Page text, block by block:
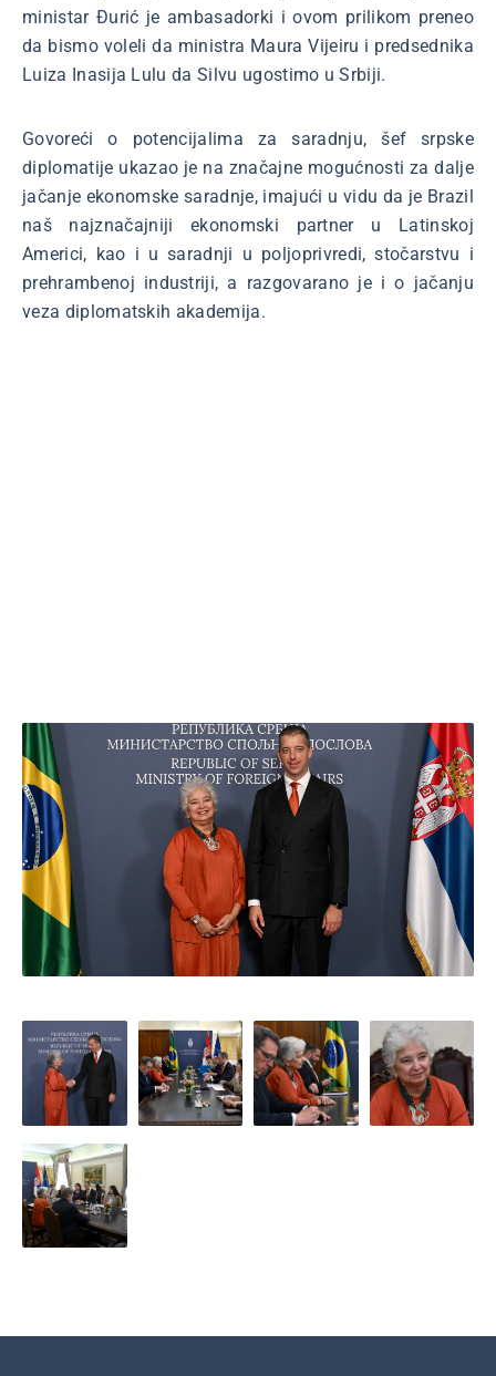
ministar Đurić je ambasadorki i ovom prilikom preneo
da bismo voleli da ministra Maura Vijeiru i predsednika
Luiza Inasija Lulu da Silvu ugostimo u Srbiji.
Govoreći o potencijalima za saradnju, šef srpske
diplomatije ukazao je na značajne mogućnosti za dalje
jačanje ekonomske saradnje, imajući u vidu da je Brazil
naš najznačajniji ekonomski partner u Latinskoj
Americi, kao i u saradnji u poljoprivredi, stočarstvu i
prehrambenoj industriji, a razgovarano je i o jačanju
veza diplomatskih akademija.